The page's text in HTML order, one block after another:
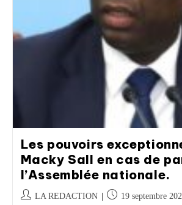
Les pouvoirs
Macky Sall en cas de
l’Assemblée nationale.
LA REDACTION 19 septembre